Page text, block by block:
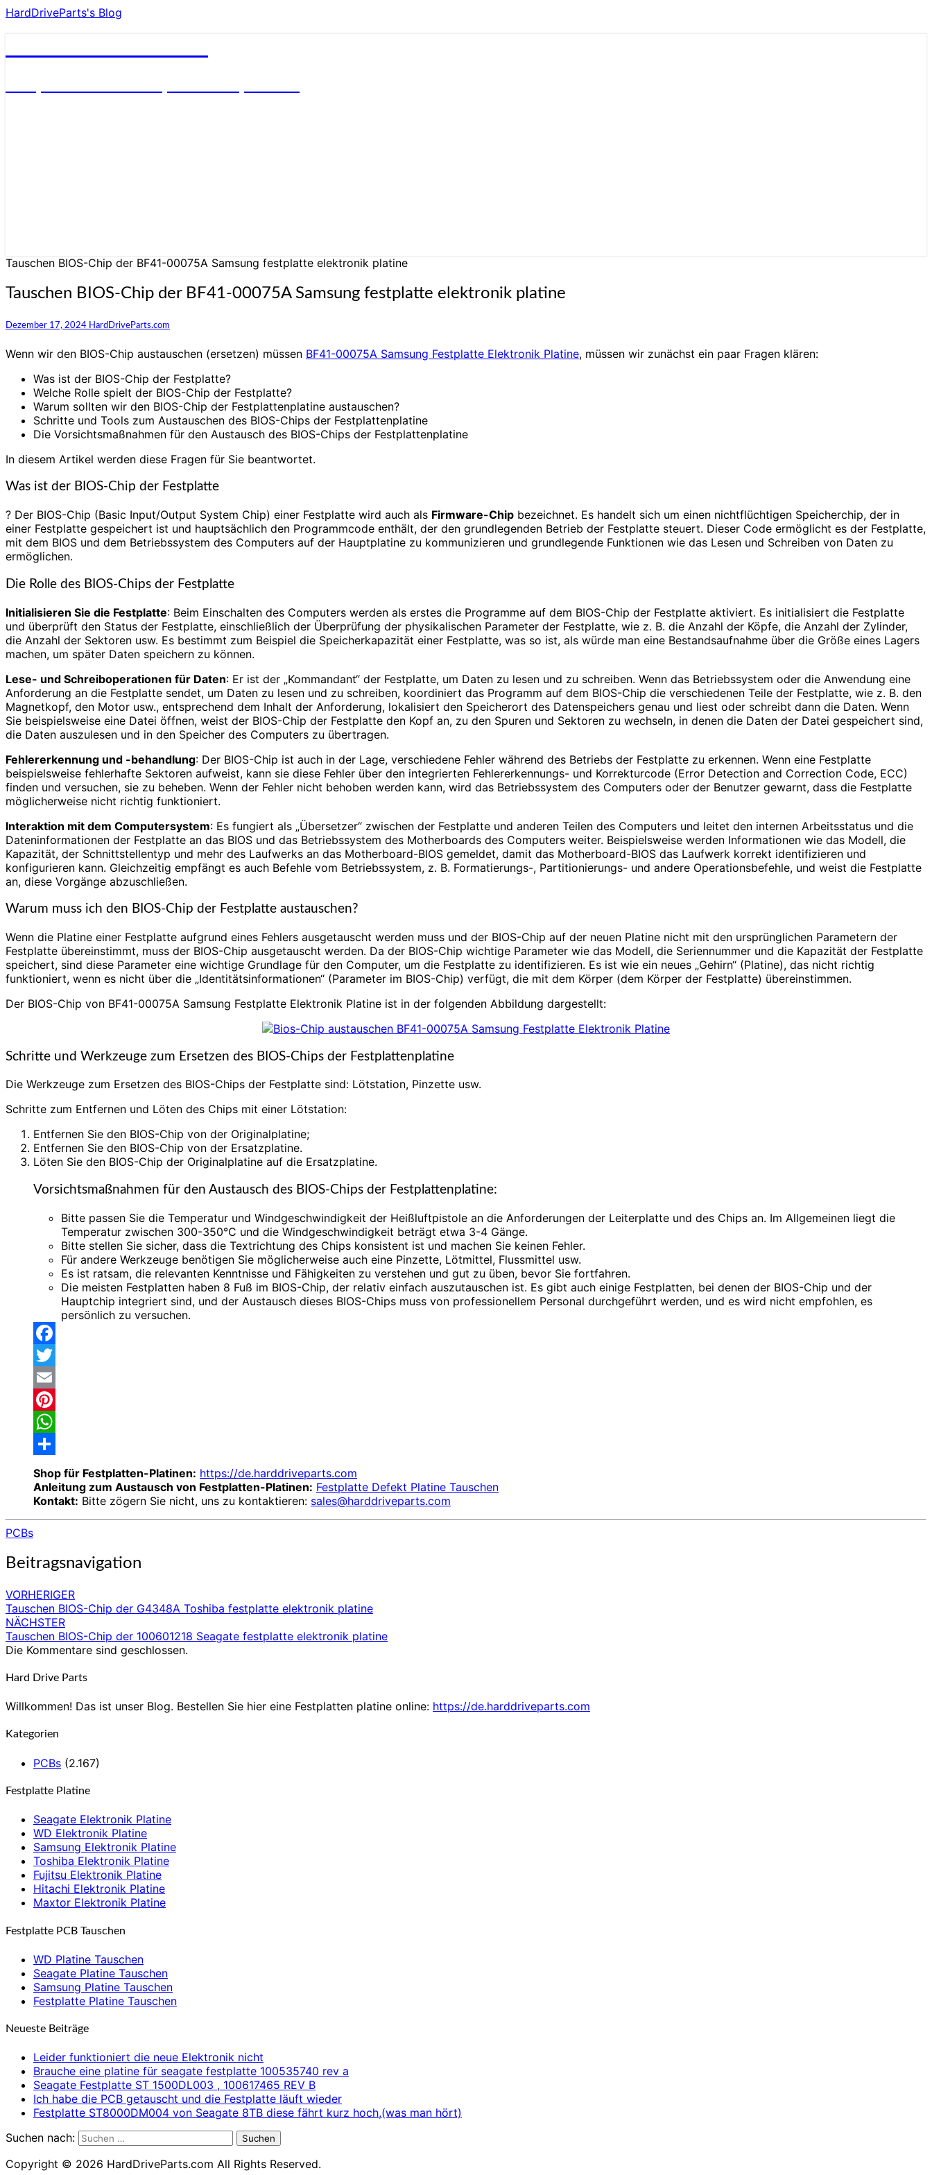
HardDriveParts's Blog
Tauschen BIOS-Chip der BF41-00075A Samsung festplatte elektronik platine
Tauschen BIOS-Chip der BF41-00075A Samsung festplatte elektronik platine
Dezember 17, 2024 HardDriveParts.com
Wenn wir den BIOS-Chip austauschen (ersetzen) müssen BF41-00075A Samsung Festplatte Elektronik Platine, müssen wir zunächst ein paar Fragen klären:
Was ist der BIOS-Chip der Festplatte?
Welche Rolle spielt der BIOS-Chip der Festplatte?
Warum sollten wir den BIOS-Chip der Festplattenplatine austauschen?
Schritte und Tools zum Austauschen des BIOS-Chips der Festplattenplatine
Die Vorsichtsmaßnahmen für den Austausch des BIOS-Chips der Festplattenplatine
In diesem Artikel werden diese Fragen für Sie beantwortet.
Was ist der BIOS-Chip der Festplatte
? Der BIOS-Chip (Basic Input/Output System Chip) einer Festplatte wird auch als Firmware-Chip bezeichnet. Es handelt sich um einen nichtflüchtigen Speicherchip, der in
einer Festplatte gespeichert ist und hauptsächlich den Programmcode enthält, der den grundlegenden Betrieb der Festplatte steuert. Dieser Code ermöglicht es der Festplatte,
mit dem BIOS und dem Betriebssystem des Computers auf der Hauptplatine zu kommunizieren und grundlegende Funktionen wie das Lesen und Schreiben von Daten zu
ermöglichen.
Die Rolle des BIOS-Chips der Festplatte
Initialisieren Sie die Festplatte: Beim Einschalten des Computers werden als erstes die Programme auf dem BIOS-Chip der Festplatte aktiviert. Es initialisiert die Festplatte
und überprüft den Status der Festplatte, einschließlich der Überprüfung der physikalischen Parameter der Festplatte, wie z. B. die Anzahl der Köpfe, die Anzahl der Zylinder,
die Anzahl der Sektoren usw. Es bestimmt zum Beispiel die Speicherkapazität einer Festplatte, was so ist, als würde man eine Bestandsaufnahme über die Größe eines Lagers
machen, um später Daten speichern zu können.
Lese- und Schreiboperationen für Daten: Er ist der „Kommandant“ der Festplatte, um Daten zu lesen und zu schreiben. Wenn das Betriebssystem oder die Anwendung eine
Anforderung an die Festplatte sendet, um Daten zu lesen und zu schreiben, koordiniert das Programm auf dem BIOS-Chip die verschiedenen Teile der Festplatte, wie z. B. den
Magnetkopf, den Motor usw., entsprechend dem Inhalt der Anforderung, lokalisiert den Speicherort des Datenspeichers genau und liest oder schreibt dann die Daten. Wenn
Sie beispielsweise eine Datei öffnen, weist der BIOS-Chip der Festplatte den Kopf an, zu den Spuren und Sektoren zu wechseln, in denen die Daten der Datei gespeichert sind,
die Daten auszulesen und in den Speicher des Computers zu übertragen.
Fehlererkennung und -behandlung: Der BIOS-Chip ist auch in der Lage, verschiedene Fehler während des Betriebs der Festplatte zu erkennen. Wenn eine Festplatte
beispielsweise fehlerhafte Sektoren aufweist, kann sie diese Fehler über den integrierten Fehlererkennungs- und Korrekturcode (Error Detection and Correction Code, ECC)
finden und versuchen, sie zu beheben. Wenn der Fehler nicht behoben werden kann, wird das Betriebssystem des Computers oder der Benutzer gewarnt, dass die Festplatte
möglicherweise nicht richtig funktioniert.
Interaktion mit dem Computersystem: Es fungiert als „Übersetzer“ zwischen der Festplatte und anderen Teilen des Computers und leitet den internen Arbeitsstatus und die
Dateninformationen der Festplatte an das BIOS und das Betriebssystem des Motherboards des Computers weiter. Beispielsweise werden Informationen wie das Modell, die
Kapazität, der Schnittstellentyp und mehr des Laufwerks an das Motherboard-BIOS gemeldet, damit das Motherboard-BIOS das Laufwerk korrekt identifizieren und
konfigurieren kann. Gleichzeitig empfängt es auch Befehle vom Betriebssystem, z. B. Formatierungs-, Partitionierungs- und andere Operationsbefehle, und weist die Festplatte
an, diese Vorgänge abzuschließen.
Warum muss ich den BIOS-Chip der Festplatte austauschen?
Wenn die Platine einer Festplatte aufgrund eines Fehlers ausgetauscht werden muss und der BIOS-Chip auf der neuen Platine nicht mit den ursprünglichen Parametern der
Festplatte übereinstimmt, muss der BIOS-Chip ausgetauscht werden. Da der BIOS-Chip wichtige Parameter wie das Modell, die Seriennummer und die Kapazität der Festplatte
speichert, sind diese Parameter eine wichtige Grundlage für den Computer, um die Festplatte zu identifizieren. Es ist wie ein neues „Gehirn“ (Platine), das nicht richtig
funktioniert, wenn es nicht über die „Identitätsinformationen“ (Parameter im BIOS-Chip) verfügt, die mit dem Körper (dem Körper der Festplatte) übereinstimmen.
Der BIOS-Chip von BF41-00075A Samsung Festplatte Elektronik Platine ist in der folgenden Abbildung dargestellt:
Schritte und Werkzeuge zum Ersetzen des BIOS-Chips der Festplattenplatine
Die Werkzeuge zum Ersetzen des BIOS-Chips der Festplatte sind: Lötstation, Pinzette usw.
Schritte zum Entfernen und Löten des Chips mit einer Lötstation:
Entfernen Sie den BIOS-Chip von der Originalplatine;
Entfernen Sie den BIOS-Chip von der Ersatzplatine.
Löten Sie den BIOS-Chip der Originalplatine auf die Ersatzplatine.
Vorsichtsmaßnahmen für den Austausch des BIOS-Chips der Festplattenplatine:
Bitte passen Sie die Temperatur und Windgeschwindigkeit der Heißluftpistole an die Anforderungen der Leiterplatte und des Chips an. Im Allgemeinen liegt die
Temperatur zwischen 300-350°C und die Windgeschwindigkeit beträgt etwa 3-4 Gänge.
Bitte stellen Sie sicher, dass die Textrichtung des Chips konsistent ist und machen Sie keinen Fehler.
Für andere Werkzeuge benötigen Sie möglicherweise auch eine Pinzette, Lötmittel, Flussmittel usw.
Es ist ratsam, die relevanten Kenntnisse und Fähigkeiten zu verstehen und gut zu üben, bevor Sie fortfahren.
Die meisten Festplatten haben 8 Fuß im BIOS-Chip, der relativ einfach auszutauschen ist. Es gibt auch einige Festplatten, bei denen der BIOS-Chip und der
Hauptchip integriert sind, und der Austausch dieses BIOS-Chips muss von professionellem Personal durchgeführt werden, und es wird nicht empfohlen, es
persönlich zu versuchen.
Facebook
Twitter
Email
Pinterest
WhatsApp
Share
Shop für Festplatten-Platinen: https://de.harddriveparts.com
Anleitung zum Austausch von Festplatten-Platinen: Festplatte Defekt Platine Tauschen
Kontakt: Bitte zögern Sie nicht, uns zu kontaktieren: sales@harddriveparts.com
PCBs
Beitragsnavigation
VORHERIGER
Tauschen BIOS-Chip der G4348A Toshiba festplatte elektronik platine
NÄCHSTER
Tauschen BIOS-Chip der 100601218 Seagate festplatte elektronik platine
Die Kommentare sind geschlossen.
Hard Drive Parts
Willkommen! Das ist unser Blog. Bestellen Sie hier eine Festplatten platine online: https://de.harddriveparts.com
Kategorien
PCBs (2.167)
Festplatte Platine
Seagate Elektronik Platine
WD Elektronik Platine
Samsung Elektronik Platine
Toshiba Elektronik Platine
Fujitsu Elektronik Platine
Hitachi Elektronik Platine
Maxtor Elektronik Platine
Festplatte PCB Tauschen
WD Platine Tauschen
Seagate Platine Tauschen
Samsung Platine Tauschen
Festplatte Platine Tauschen
Neueste Beiträge
Leider funktioniert die neue Elektronik nicht
Brauche eine platine für seagate festplatte 100535740 rev a
Seagate Festplatte ST 1500DL003 , 100617465 REV B
Ich habe die PCB getauscht und die Festplatte läuft wieder
Festplatte ST8000DM004 von Seagate 8TB diese fährt kurz hoch,(was man hört)
Suchen nach:
Suchen
Copyright © 2026 HardDriveParts.com All Rights Reserved.